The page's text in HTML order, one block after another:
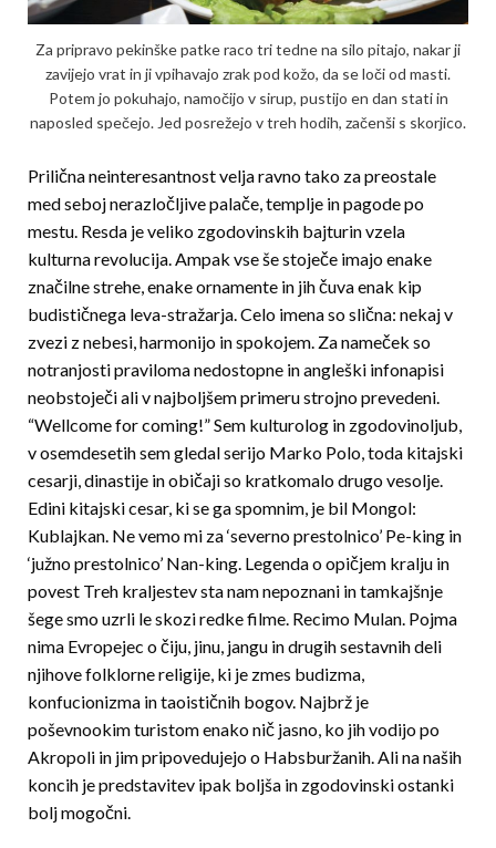
Za pripravo pekinške patke raco tri tedne na silo pitajo, nakar ji
zavijejo vrat in ji vpihavajo zrak pod kožo, da se loči od masti.
Potem jo pokuhajo, namočijo v sirup, pustijo en dan stati in
naposled spečejo. Jed posrežejo v treh hodih, začenši s skorjico.
Prilična neinteresantnost velja ravno tako za preostale
med seboj nerazločljive palače, templje in pagode po
mestu. Resda je veliko zgodovinskih bajturin vzela
kulturna revolucija. Ampak vse še stoječe imajo enake
značilne strehe, enake ornamente in jih čuva enak kip
budističnega leva-stražarja. Celo imena so slična: nekaj v
zvezi z nebesi, harmonijo in spokojem. Za nameček so
notranjosti praviloma nedostopne in angleški infonapisi
neobstoječi ali v najboljšem primeru strojno prevedeni.
“Wellcome for coming!” Sem kulturolog in zgodovinoljub,
v osemdesetih sem gledal serijo Marko Polo, toda kitajski
cesarji, dinastije in običaji so kratkomalo drugo vesolje.
Edini kitajski cesar, ki se ga spomnim, je bil Mongol:
Kublajkan. Ne vemo mi za ‘severno prestolnico’ Pe-king in
‘južno prestolnico’ Nan-king. Legenda o opičjem kralju in
povest Treh kraljestev sta nam nepoznani in tamkajšnje
šege smo uzrli le skozi redke filme. Recimo Mulan. Pojma
nima Evropejec o čiju, jinu, jangu in drugih sestavnih deli
njihove folklorne religije, ki je zmes budizma,
konfucionizma in taoističnih bogov. Najbrž je
poševnookim turistom enako nič jasno, ko jih vodijo po
Akropoli in jim pripovedujejo o Habsburžanih. Ali na naših
koncih je predstavitev ipak boljša in zgodovinski ostanki
bolj mogočni.